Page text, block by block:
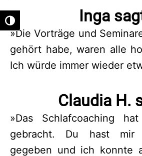
Umschalten auf hohe Kontraste
Inga
»Die Vorträge und
gehört habe, waren alle
Ich würde immer wieder
Claudia H.
»Das Schlafcoaching
gebracht. Du hast mir
gegeben und ich konnte